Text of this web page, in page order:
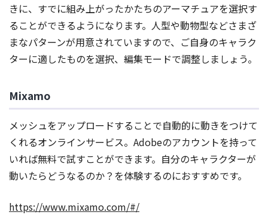
きに、すでに組み上がったかたちのアーマチュアを選択す
ることができるようになります。人型や動物型などさまざ
まなパターンが用意されていますので、ご自身のキャラク
ターに適したものを選択、編集モードで調整しましょう。
Mixamo
メッシュをアップロードすることで自動的に動きをつけて
くれるオンラインサービス。Adobeのアカウントを持って
いれば無料で試すことができます。自分のキャラクターが
動いたらどうなるのか？を体験するのにおすすめです。
https://www.mixamo.com/#/